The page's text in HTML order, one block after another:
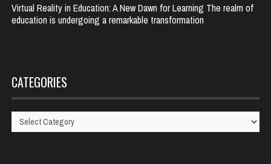
Virtual Reality in Education: A New Dawn for Learning The realm of
education is undergoing a remarkable transformation
CATEGORIES
Categories